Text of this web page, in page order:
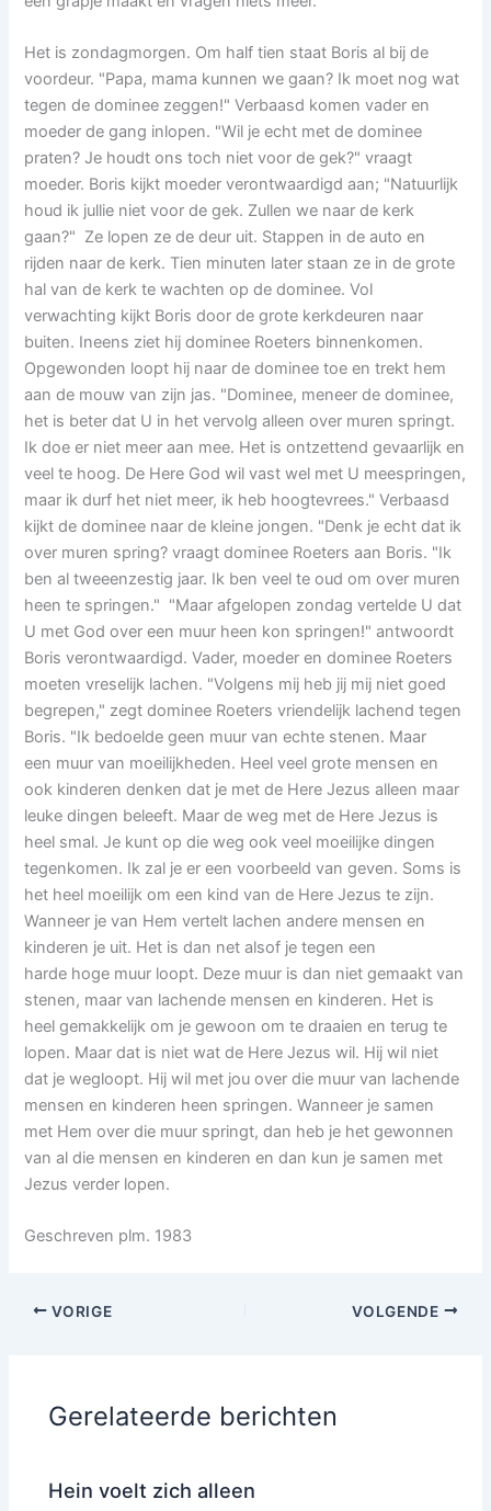
Het is zondagmorgen. Om half tien staat Boris al bij de
voordeur. "Papa, mama kunnen we gaan? Ik moet nog wat
tegen de dominee zeggen!" Verbaasd komen vader en
moeder de gang inlopen. "Wil je echt met de dominee
praten? Je houdt ons toch niet voor de gek?" vraagt
moeder. Boris kijkt moeder verontwaardigd aan; "Natuurlijk
houd ik jullie niet voor de gek. Zullen we naar de kerk
gaan?" Ze lopen ze de deur uit. Stappen in de auto en
rijden naar de kerk. Tien minuten later staan ze in de grote
hal van de kerk te wachten op de dominee. Vol
verwachting kijkt Boris door de grote kerkdeuren naar
buiten. Ineens ziet hij dominee Roeters binnenkomen.
Opgewonden loopt hij naar de dominee toe en trekt hem
aan de mouw van zijn jas. "Dominee, meneer de dominee,
het is beter dat U in het vervolg alleen over muren springt.
Ik doe er niet meer aan mee. Het is ontzettend gevaarlijk en
veel te hoog. De Here God wil vast wel met U meespringen,
maar ik durf het niet meer, ik heb hoogtevrees." Verbaasd
kijkt de dominee naar de kleine jongen. "Denk je echt dat ik
over muren spring? vraagt dominee Roeters aan Boris. "Ik
ben al tweeenzestig jaar. Ik ben veel te oud om over muren
heen te springen." "Maar afgelopen zondag vertelde U dat
U met God over een muur heen kon springen!" antwoordt
Boris verontwaardigd. Vader, moeder en dominee Roeters
moeten vreselijk lachen. "Volgens mij heb jij mij niet goed
begrepen," zegt dominee Roeters vriendelijk lachend tegen
Boris. "Ik bedoelde geen muur van echte stenen. Maar
een muur van moeilijkheden. Heel veel grote mensen en
ook kinderen denken dat je met de Here Jezus alleen maar
leuke dingen beleeft. Maar de weg met de Here Jezus is
heel smal. Je kunt op die weg ook veel moeilijke dingen
tegenkomen. Ik zal je er een voorbeeld van geven. Soms is
het heel moeilijk om een kind van de Here Jezus te zijn.
Wanneer je van Hem vertelt lachen andere mensen en
kinderen je uit. Het is dan net alsof je tegen een
harde hoge muur loopt. Deze muur is dan niet gemaakt van
stenen, maar van lachende mensen en kinderen. Het is
heel gemakkelijk om je gewoon om te draaien en terug te
lopen. Maar dat is niet wat de Here Jezus wil. Hij wil niet
dat je wegloopt. Hij wil met jou over die muur van lachende
mensen en kinderen heen springen. Wanneer je samen
met Hem over die muur springt, dan heb je het gewonnen
van al die mensen en kinderen en dan kun je samen met
Jezus verder lopen.
Geschreven plm. 1983
VORIGE VOLGENDE
Gerelateerde berichten
Hein voelt zich alleen